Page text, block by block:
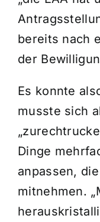
bereits nach
der
Es konnte
musste sich
Dinge
anpassen,
mitnehmen.